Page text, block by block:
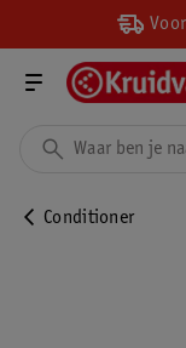
Conditioner